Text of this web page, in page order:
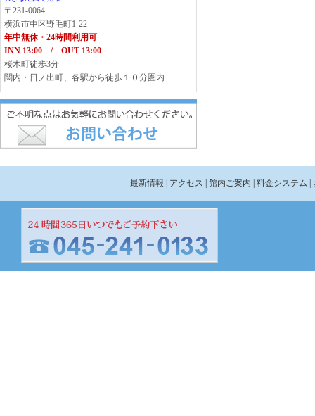
〒231-0064
横浜市中区野毛町1-22
年中無休・24時間利用可
INN 13:00 / OUT 13:00
桜木町徒歩3分
関内・日ノ出町、各駅から徒歩１０分圏内
最新情報 | アクセス | 館内ご案内 | 料金システム